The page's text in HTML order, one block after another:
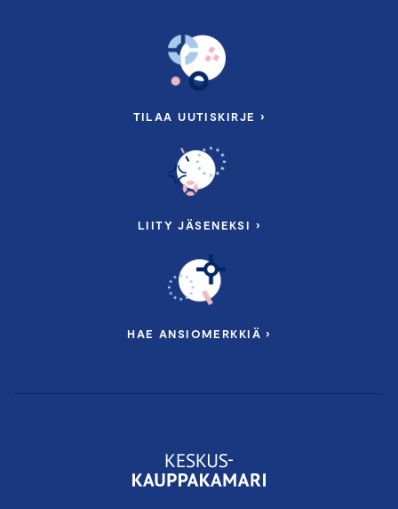
TILAA UUTISKIRJE ›
LIITY JÄSENEKSI ›
HAE ANSIOMERKKIÄ ›